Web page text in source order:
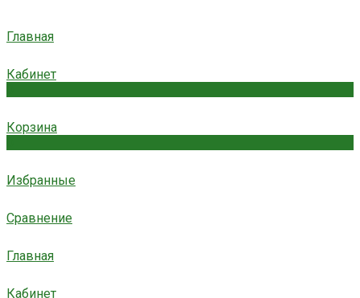
Главная
Кабинет
Корзина
Избранные
Сравнение
Главная
Кабинет